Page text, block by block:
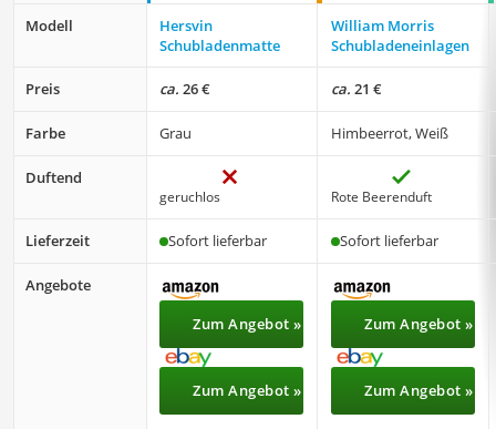
Modell
Hersvin
Schubladenmatte
William Morris
Schubladeneinlagen
Preis ca. 26 € ca. 21 €
Farbe Grau Himbeerrot, Weiß
Duftend
geruchlos Rote Beerenduft
Lieferzeit Sofort lieferbar Sofort lieferbar
Angebote
Zum Angebot »
Zum Angebot »
Zum Angebot »
Zum Angebot »